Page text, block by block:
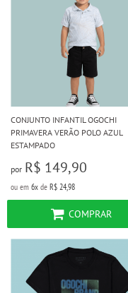
CONJUNTO INFANTIL OGOCHI
PRIMAVERA VERÃO POLO AZUL
ESTAMPADO
por R$ 149,90
ou em 6x de R$ 24,98
COMPRAR